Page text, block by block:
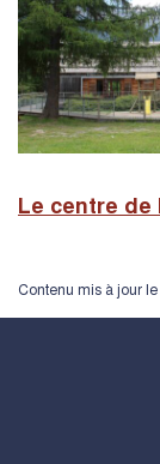
Le centre de
Contenu mis à jour le